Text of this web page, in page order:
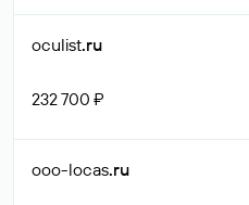
oculist.ru
232 700 ₽
ooo-locas.ru